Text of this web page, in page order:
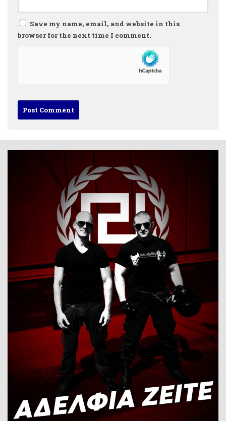
Save my name, email, and website in this
browser for the next time I comment.